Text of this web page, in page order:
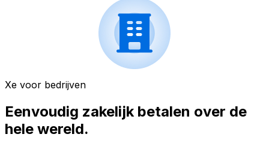
Xe voor bedrijven
Eenvoudig zakelijk betalen over de
hele wereld.